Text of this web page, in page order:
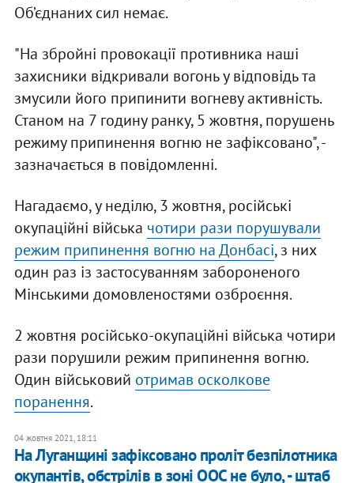
Об’єднаних сил немає.
"На збройні провокації противника наші
захисники відкривали вогонь у відповідь та
змусили його припинити вогневу активність.
Станом на 7 годину ранку, 5 жовтня, порушень
режиму припинення вогню не зафіксовано", -
зазначається в повідомленні.
Нагадаємо, у неділю, 3 жовтня, російські
окупаційні війська чотири рази порушували
режим припинення вогню на Донбасі, з них
один раз із застосуванням забороненого
Мінськими домовленостями озброєння.
2 жовтня російсько-окупаційні війська чотири
рази порушили режим припинення вогню.
Один військовий отримав осколкове
поранення.
04 жовтня 2021, 18:11
​На Луганщині зафіксовано проліт безпілотника
окупантів, обстрілів в зоні ООС не було, - штаб